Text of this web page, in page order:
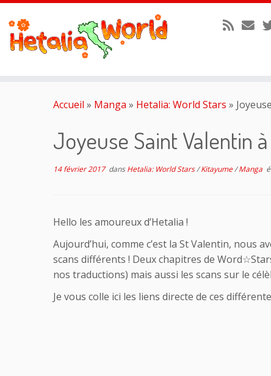
Accueil » Manga » Hetalia: World Stars »
Joyeuse Saint Valentin
14 février 2017dansHetalia: World Stars/Kitayume/Manga
Hello les amoureux d’Hetalia !
Aujourd’hui, comme c’est la St Valentin, nous
scans différents ! Deux chapitres de
nos traductions) mais aussi les scans sur le
Je vous colle ici les liens directe de ces